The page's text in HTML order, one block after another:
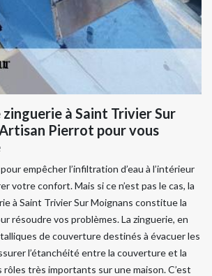
à Saint Trivier Sur
Pierrot pour vous
empêcher l’infiltration d’eau à l’intérieur
votre confort. Mais si ce n’est pas le cas, la
à Saint Trivier Sur Moignans constitue la
résoudre vos problèmes. La zinguerie, en
de couverture destinés à évacuer les
l’étanchéité entre la couverture et la
rôles très importants sur une maison. C’est